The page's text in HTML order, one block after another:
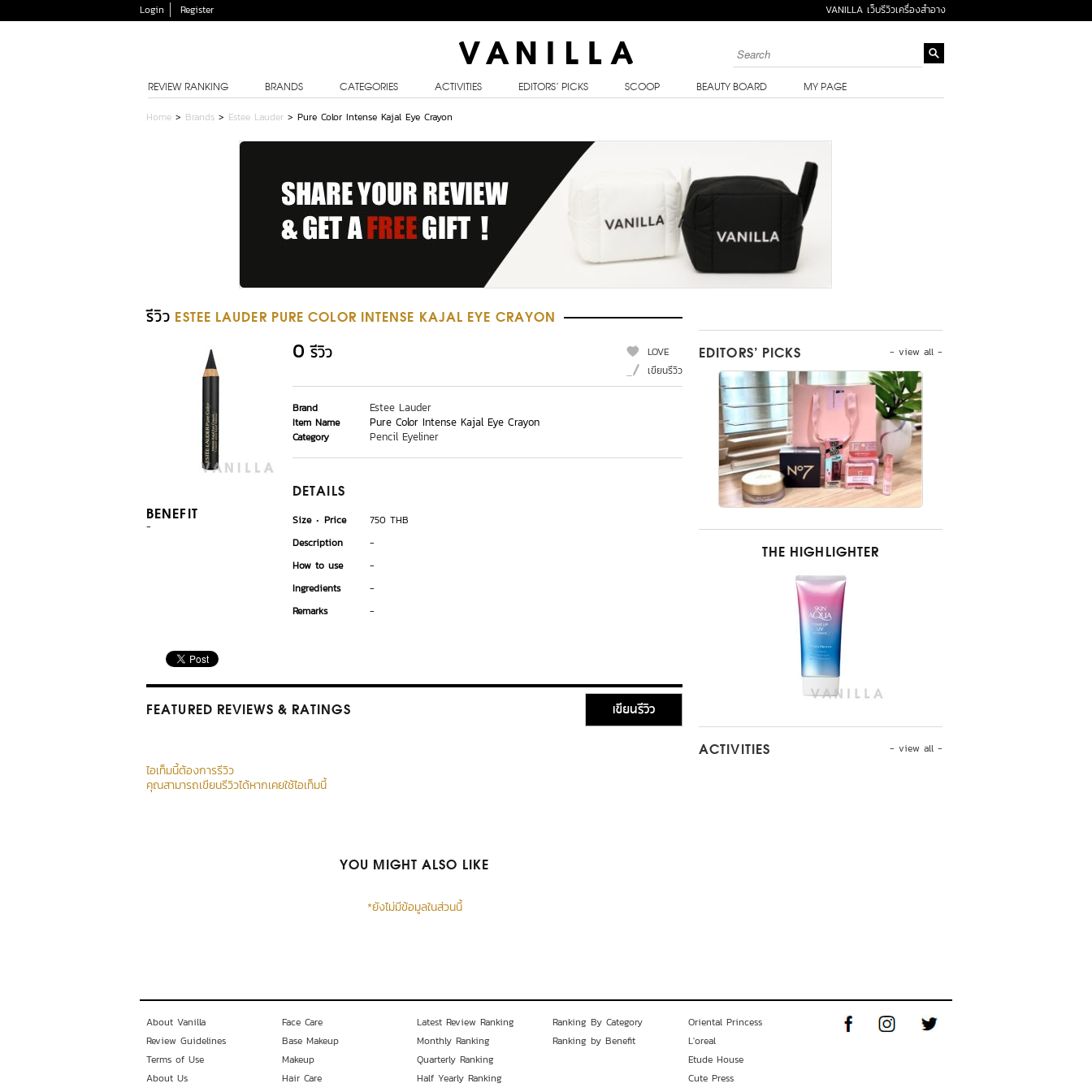
Login Register VANILLA เว็บรีวิวเครื่องสำอาง
REVIEW RANKING BRANDS CATEGORIES ACTIVITIES EDITORS’ PICKS SCOOP BEAUTY BOARD MY PAGE
Home > Brands > Estee Lauder > Pure Color Intense Kajal Eye Crayon
รีวิว ESTEE LAUDER PURE COLOR INTENSE KAJAL EYE CRAYON
BENEFIT
-
0 รีวิว
LOVE
เขียนรีวิว
Brand Estee Lauder
Item Name Pure Color Intense Kajal Eye Crayon
Category Pencil Eyeliner
DETAILS
Size Price
750 THB
Description
-
How to use
-
Ingredients
-
Remarks
-
FEATURED REVIEWS & RATINGS เขียนรีวิว
ไอเท็มนี้ต้องการรีวิว
คุณสามารถเขียนรีวิวได้หากเคยใช้ไอเท็มนี้
YOU MIGHT ALSO LIKE
*ยังไม่มีข้อมูลในส่วนนี้
- view all -
EDITORS’ PICKS
THE HIGHLIGHTER
- view all -
ACTIVITIES
About Vanilla
Review Guidelines
Terms of Use
About Us
Face Care
Base Makeup
Makeup
Hair Care
Latest Review Ranking
Monthly Ranking
Quarterly Ranking
Half Yearly Ranking
Ranking By Category
Ranking by Benefit
Oriental Princess
L'oreal
Etude House
Cute Press